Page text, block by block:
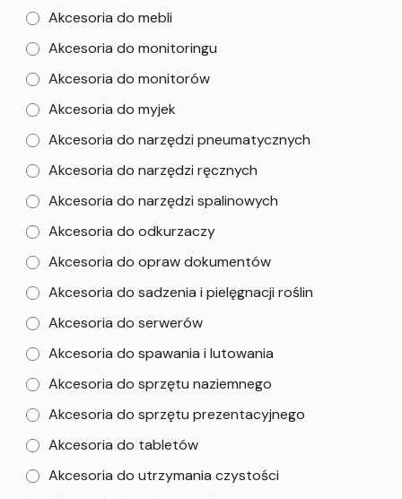
Akcesoria do mebli
Akcesoria do monitoringu
Akcesoria do monitorów
Akcesoria do myjek
Akcesoria do narzędzi pneumatycznych
Akcesoria do narzędzi ręcznych
Akcesoria do narzędzi spalinowych
Akcesoria do odkurzaczy
Akcesoria do opraw dokumentów
Akcesoria do sadzenia i pielęgnacji roślin
Akcesoria do serwerów
Akcesoria do spawania i lutowania
Akcesoria do sprzętu naziemnego
Akcesoria do sprzętu prezentacyjnego
Akcesoria do tabletów
Akcesoria do utrzymania czystości